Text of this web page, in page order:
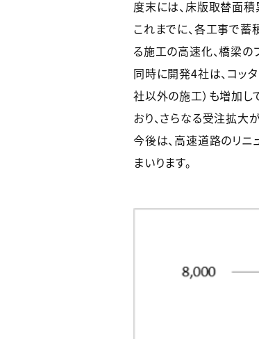
度末には、床版取替面
これまでに、各工事で蓄
る施工の高速化、橋梁の
同時に開発4社は、コッ
社以外の施工）も増加
おり、さらなる受注拡大
今後は、高速道路のリ
まいります。